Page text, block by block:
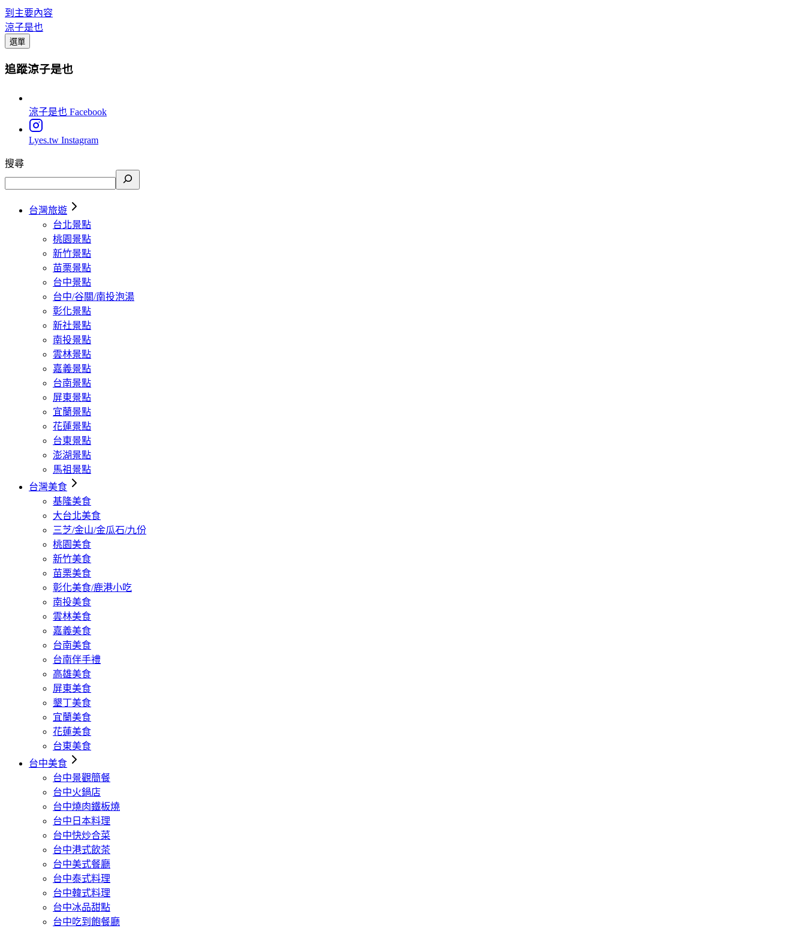
到主要內容
涼子是也
選單
追蹤涼子是也
涼子是也 Facebook
Lyes.tw Instagram
搜尋
台灣旅遊
台北景點
桃園景點
新竹景點
苗栗景點
台中景點
台中/谷關/南投泡湯
彰化景點
新社景點
南投景點
雲林景點
嘉義景點
台南景點
屏東景點
宜蘭景點
花蓮景點
台東景點
澎湖景點
馬祖景點
台灣美食
基隆美食
大台北美食
三芝/金山/金瓜石/九份
桃園美食
新竹美食
苗栗美食
彰化美食/鹿港小吃
南投美食
雲林美食
嘉義美食
台南美食
台南伴手禮
高雄美食
屏東美食
墾丁美食
宜蘭美食
花蓮美食
台東美食
台中美食
台中景觀簡餐
台中火鍋店
台中燒肉鐵板燒
台中日本料理
台中快炒合菜
台中港式飲茶
台中美式餐廳
台中泰式料理
台中韓式料理
台中冰品甜點
台中吃到飽餐廳